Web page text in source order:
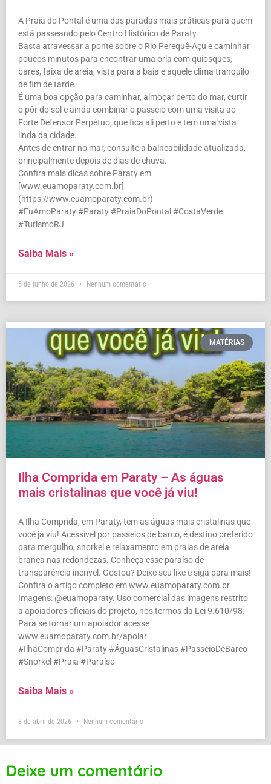
A Praia do Pontal é uma das paradas mais práticas para quem
está passeando pelo Centro Histórico de Paraty.
Basta atravessar a ponte sobre o Rio Perequê-Açu e caminhar
poucos minutos para encontrar uma orla com quiosques,
bares, faixa de areia, vista para a baía e aquele clima tranquilo
de fim de tarde.
É uma boa opção para caminhar, almoçar perto do mar, curtir
o pôr do sol e ainda combinar o passeio com uma visita ao
Forte Defensor Perpétuo, que fica ali perto e tem uma vista
linda da cidade.
Antes de entrar no mar, consulte a balneabilidade atualizada,
principalmente depois de dias de chuva.
Confira mais dicas sobre Paraty em
[www.euamoparaty.com.br]
(https://www.euamoparaty.com.br)
#EuAmoParaty #Paraty #PraiaDoPontal #CostaVerde
#TurismoRJ
Saiba Mais »
5 de junho de 2026 Nenhum comentário
MATÉRIAS
Ilha Comprida em Paraty – As águas
mais cristalinas que você já viu!
A Ilha Comprida, em Paraty, tem as águas mais cristalinas que
você já viu! Acessível por passeios de barco, é destino preferido
para mergulho, snorkel e relaxamento em praias de areia
branca nas redondezas. Conheça esse paraíso de
transparência incrível. Gostou? Deixe seu like e siga para mais!
Confira o artigo completo em www.euamoparaty.com.br.
Imagens: @euamoparaty. Uso comercial das imagens restrito
a apoiadores oficiais do projeto, nos termos da Lei 9.610/98.
Para se tornar um apoiador acesse
www.euamoparaty.com.br/apoiar
#IlhaComprida #Paraty #ÁguasCristalinas #PasseioDeBarco
#Snorkel #Praia #Paraíso
Saiba Mais »
8 de abril de 2026 Nenhum comentário
Deixe um comentário